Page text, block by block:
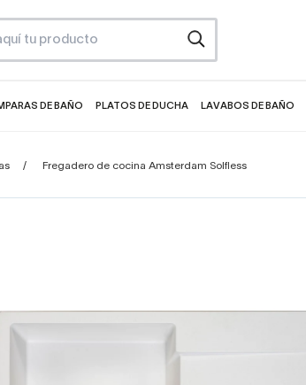
DE BAÑO PLATOS DE DUCHA LAVABOS DE BAÑO
Fregadero de cocina Amsterdam Solfless